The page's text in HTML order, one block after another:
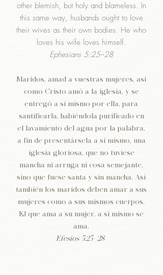
other blemish, but holy and blameless. In
this same way, husbands ought to love
their wives as their own bodies. He who
loves his wife loves himself.
Ephesians 5:25–28
Maridos, amad a vuestras mujeres, así
como Cristo amó a la iglesia, y se
entregó a sí mismo por ella, para
santificarla, habiéndola purificado en
el lavamiento del agua por la palabra,
a fin de presentársela a sí mismo, una
iglesia gloriosa, que no tuviese
mancha ni arruga ni cosa semejante,
sino que fuese santa y sin mancha. Así
también los maridos deben amar a sus
mujeres como a sus mismos cuerpos.
El que ama a su mujer, a sí mismo se
ama.
Efesios 5:25–28